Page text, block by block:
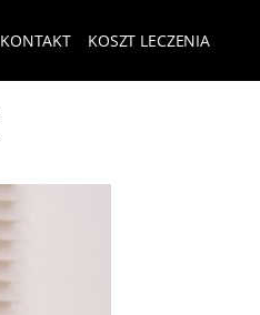
KONTAKT KOSZT LECZENIA